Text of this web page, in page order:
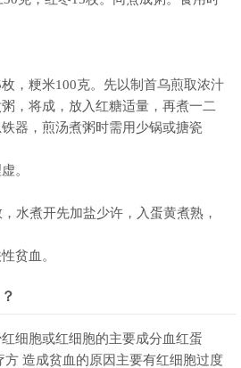
，粳米100克。先以制首乌煎取浓汁
，将成，放入红糖适量，再煮一二
器，煎汤煮粥时需用少锅或搪瓷
。
水煮开先加盐少许，入蛋黄煮熟，
贫血。
细胞或红细胞的主要成分血红蛋
方 造成贫血的原因主要有红细胞过度